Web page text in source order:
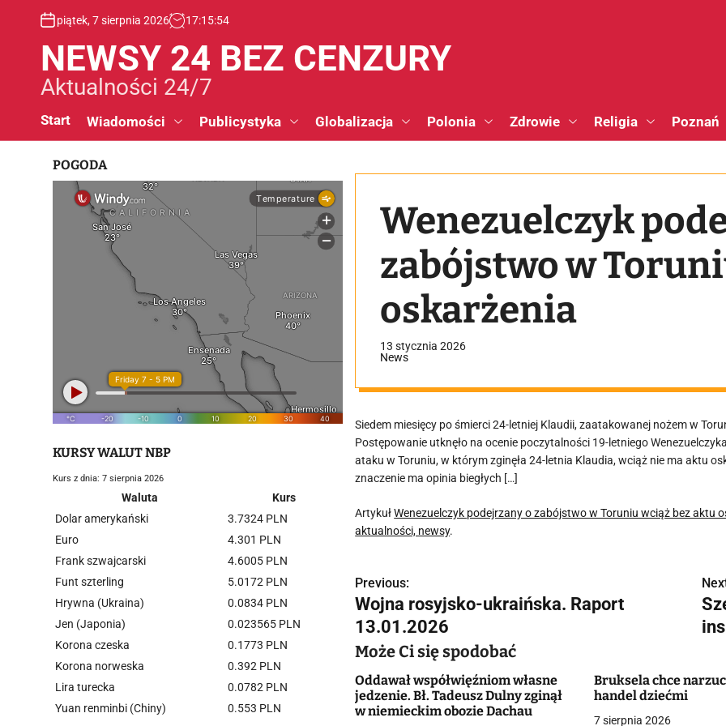
piątek, 7 sierpnia 2026 17:15:55
NEWSY 24 BEZ CENZURY
Aktualności 24/7
Start Wiadomości Publicystyka Globalizacja Polonia Zdrowie Religia Poznań
Wenezuelczyk
zabójstwo w
oskarżenia
13 stycznia 2026
News
Siedem miesięcy po śmierci 24-letniej Klaudii, zaatakowanej nożem w
Postępowanie utknęło na ocenie poczytalności 19-letniego
ataku w Toruniu, w którym zginęła 24-letnia Klaudia, wciąż nie ma aktu
znaczenie ma opinia biegłych […]
ArtykułWenezuelczyk podejrzany o zabójstwo w Toruniu wciąż bez aktu
aktualności, newsy.
N
a
w
i
g
Previous:
Wojna rosyjsko-ukraińska. Raport
13.01.2026
Może Ci się spodobać
Oddawał współwięźniom własne
jedzenie. Bł. Tadeusz Dulny zginął
w niemieckim obozie Dachau
Bruksela chce
handel dziećmi
7 sierpnia 2026
POGODA
KURSY WALUT NBP
Kurs z dnia: 7 sierpnia 2026
Waluta
Kurs
Dolar amerykański
3.7324 PLN
Euro
4.301 PLN
Frank szwajcarski
4.6005 PLN
Funt szterling
5.0172 PLN
Hrywna (Ukraina)
0.0834 PLN
Jen (Japonia)
0.023565 PLN
Korona czeska
0.1773 PLN
Korona norweska
0.392 PLN
Lira turecka
0.0782 PLN
Yuan renminbi (Chiny)
0.553 PLN